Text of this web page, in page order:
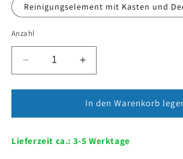
Reinigungselement mit Kasten und
Anzahl
Verringere
die
Menge
Edelstahlschornstein
Einwandig
Erhöhe
die
Menge
für
Edelstahlschornstein
Einwandig
In den Warenkorb
Lieferzeit ca.: 3-5 Werktage